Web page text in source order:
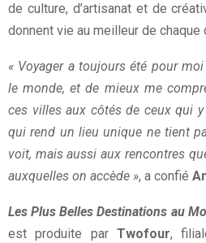
de culture, d’artisanat et de
donnent vie au meilleur de chaque
« Voyager a toujours été pour
le monde, et de mieux me
ces villes aux côtés de ceux qui y
qui rend un lieu unique ne tient
voit, mais aussi aux rencontres
auxquelles on accède », a confié
Les Plus Belles Destinations au
est produite par Twofour,